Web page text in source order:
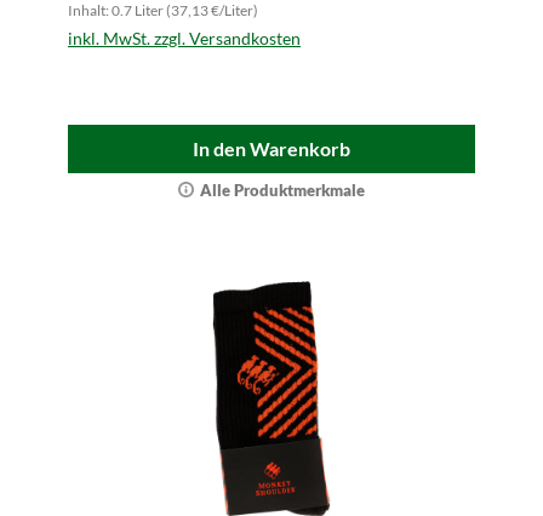
Inhalt: 0.7 Liter (37,13 €/Liter)
inkl. MwSt. zzgl. Versandkosten
In den Warenkorb
Alle Produktmerkmale